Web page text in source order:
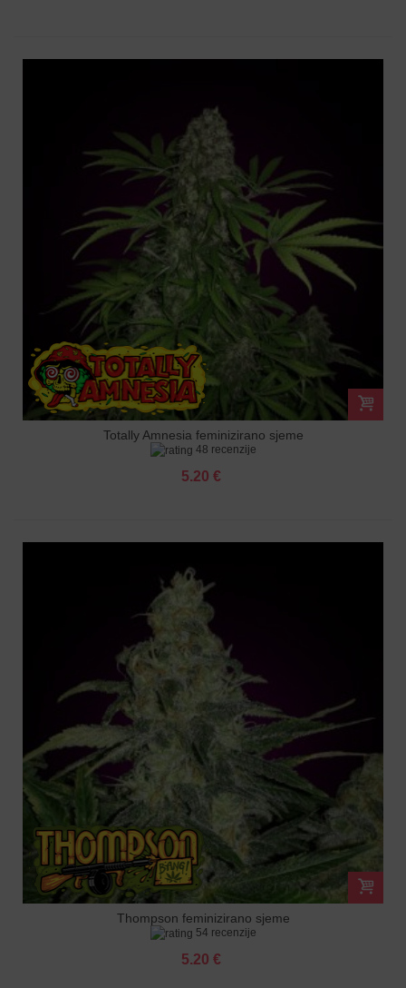
Totally Amnesia feminizirano sjeme
48 recenzije
5.20 €
Thompson feminizirano sjeme
54 recenzije
5.20 €